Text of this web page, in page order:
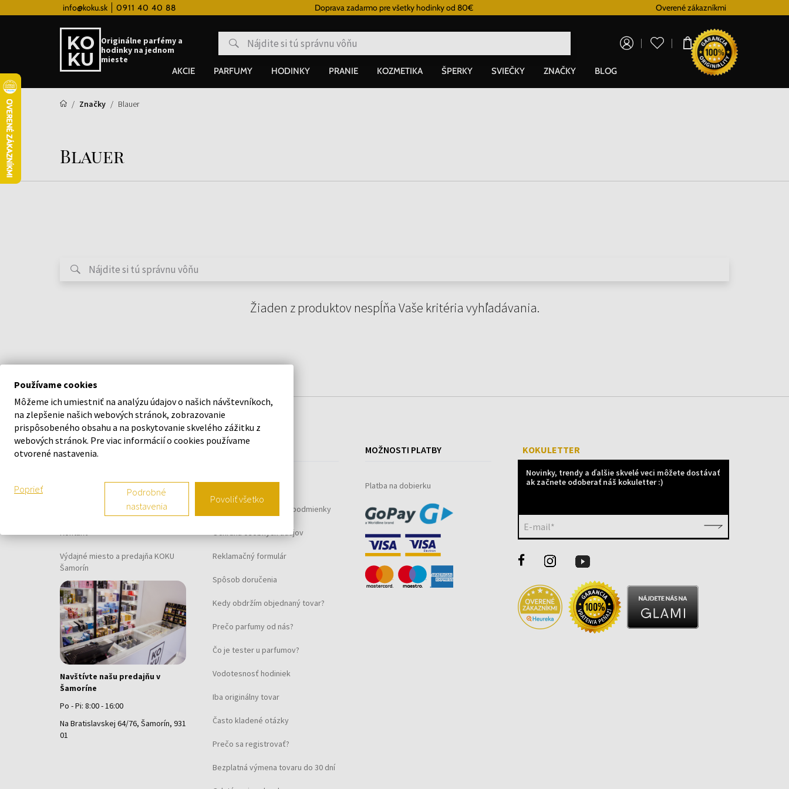
info@koku.sk 0911 40 40 88Vernostný systém Doprava zadarmo pre všetky hodinky od 80€ Overené zákazníkmi
Originálne parfémy a
hodinky na jednom
mieste
0,00 €
AKCIE PARFUMY HODINKY PRANIE KOZMETIKA ŠPERKY SVIEČKY ZNAČKY BLOG
Značky Blauer
Blauer
Žiaden z produktov nespĺňa Vaše kritéria vyhľadávania.
O SPOLOČNOSTI
Kontaktný formulár
Kontakt
Výdajné miesto a predajňa KOKU
Šamorín
Navštívte našu predajňu v
Šamoríne
Po - Pi: 8:00 - 16:00
Na Bratislavskej 64/76, Šamorín, 931
01
Vernostný systém
Všeobecné obchodné podmienky
Ochrana osobných údajov
Reklamačný formulár
Spôsob doručenia
Kedy obdržím objednaný tovar?
Prečo parfumy od nás?
Čo je tester u parfumov?
Vodotesnosť hodiniek
Iba originálny tovar
Často kladené otázky
Prečo sa registrovať?
Bezplatná výmena tovaru do 30 dní
MOŽNOSTI PLATBY
Platba na dobierku
KOKULETTER
Novinky, trendy a ďalšie skvelé veci môžete dostávať
ak začnete odoberať náš kokuletter :)
E-mail*
Používame cookies
Môžeme ich umiestniť na analýzu údajov o našich návštevníkoch,
na zlepšenie našich webových stránok, zobrazovanie
prispôsobeného obsahu a na poskytovanie skvelého zážitku z
webových stránok. Pre viac informácií o cookies používame
otvorené nastavenia.
Poprieť
Podrobné
nastavenia
Povoliť všetko